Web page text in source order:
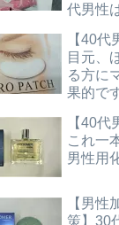
代男性
【40代
目元、
る方に
果的で
【40
これ一
男性用
【男性
策】30